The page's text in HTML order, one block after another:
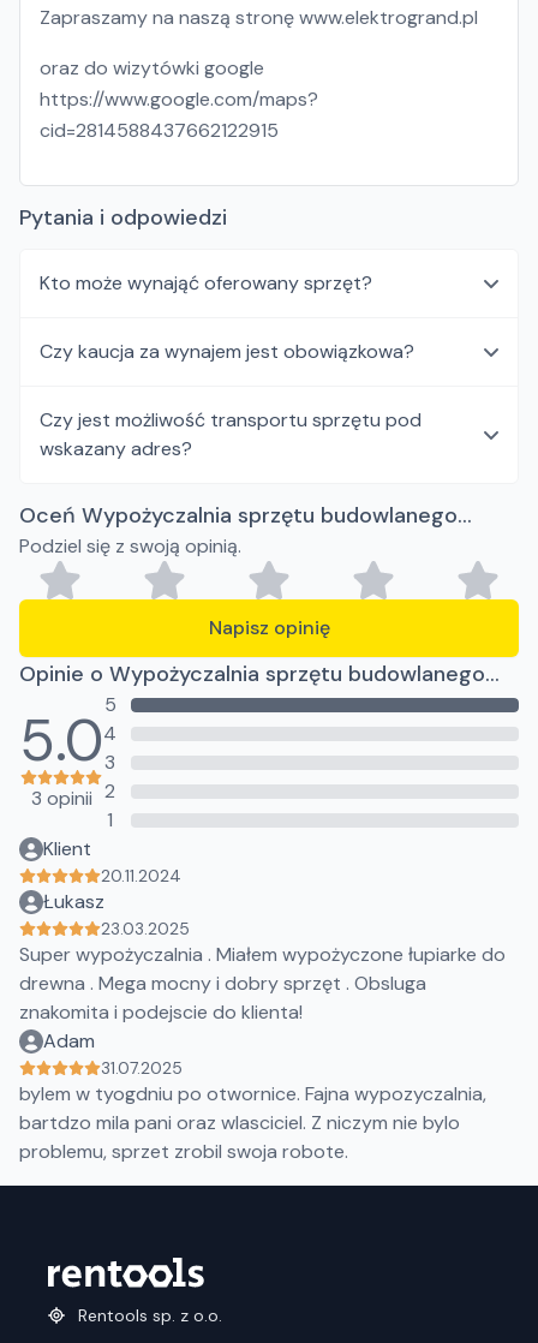
Zapraszamy na naszą stronę www.elektrogrand.pl
oraz do wizytówki google
https://www.google.com/maps?
cid=2814588437662122915
Pytania i odpowiedzi
Kto może wynająć oferowany sprzęt?
Czy kaucja za wynajem jest obowiązkowa?
Czy jest możliwość transportu sprzętu pod
wskazany adres?
Oceń Wypożyczalnia sprzętu budowlanego
Elektro-Grand Grażyna Klein
Podziel się z swoją opinią.
Napisz opinię
Opinie o Wypożyczalnia sprzętu budowlanego
Elektro-Grand Grażyna Klein
5.0
3 opinii
5
4
3
2
1
Klient
20.11.2024
Łukasz
23.03.2025
Super wypożyczalnia . Miałem wypożyczone łupiarke do
drewna . Mega mocny i dobry sprzęt . Obsluga
znakomita i podejscie do klienta!
Adam
31.07.2025
bylem w tyogdniu po otwornice. Fajna wypozyczalnia,
bartdzo mila pani oraz wlasciciel. Z niczym nie bylo
problemu, sprzet zrobil swoja robote.
Rentools sp. z o.o.